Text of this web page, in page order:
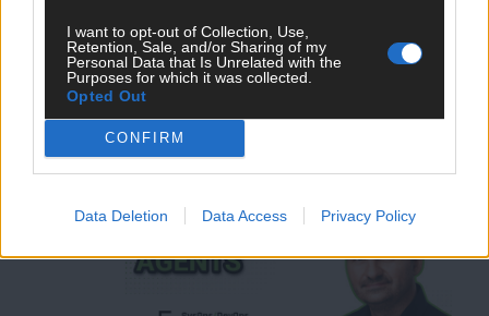
I want to opt-out of Collection, Use,
Retention, Sale, and/or Sharing of my
Personal Data that Is Unrelated with the
Purposes for which it was collected.
Opted Out
CONFIRM
Data Deletion Data Access Privacy Policy
Multimedia z wydarzenia: